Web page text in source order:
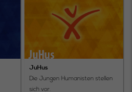
JuHus
Die Jungen Humanisten stellen
sich vor.